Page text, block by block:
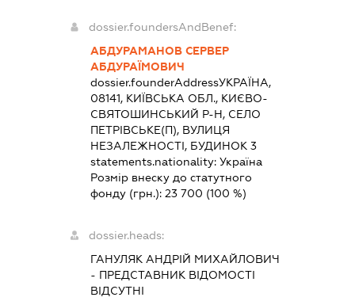
dossier.foundersAndBenef:
АБДУРАМАНОВ СЕРВЕР
АБДУРАЇМОВИЧ
dossier.founderAddressУКРАЇНА,
08141, КИЇВСЬКА ОБЛ., КИЄВО-
СВЯТОШИНСЬКИЙ Р-Н, СЕЛО
ПЕТРІВСЬКЕ(П), ВУЛИЦЯ
НЕЗАЛЕЖНОСТІ, БУДИНОК 3
statements.nationality: Україна
Розмір внеску до статутного
фонду (грн.): 23 700 (100 %)
dossier.heads:
ГАНУЛЯК АНДРІЙ МИХАЙЛОВИЧ
- ПРЕДСТАВНИК ВІДОМОСТІ
ВІДСУТНІ